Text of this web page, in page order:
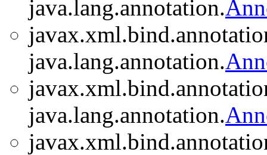
java.lang.annotation.
java.lang.annotation.
java.lang.annotation.